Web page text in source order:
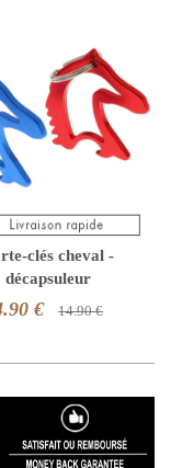
clés cheval -
décapsuleur
€ 14.90 €